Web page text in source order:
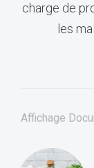
charge de
les
Affichage